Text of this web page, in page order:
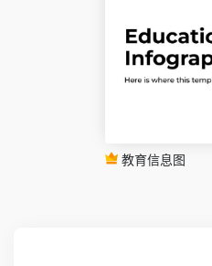
教育信息图